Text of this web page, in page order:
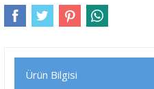
Ürün Bilgisi